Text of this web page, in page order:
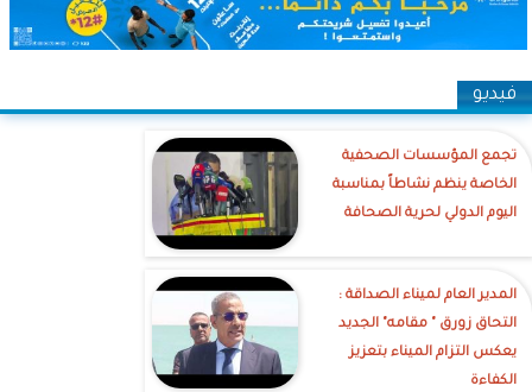
فيديو
تجمع المؤسسات الصحفية
الخاصة ينظم نشاطاً بمناسبة
اليوم الدولي لحرية الصحافة
‎المدير العام لميناء الصداقة :
التحاق زورق " مقامه" الجديد
يعكس التزام الميناء بتعزيز
الكفاءة